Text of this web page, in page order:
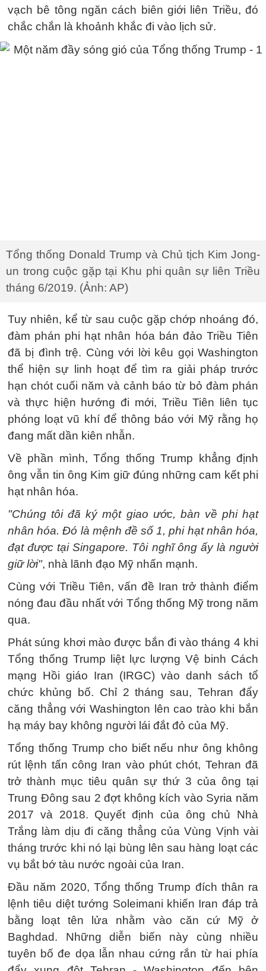
vạch bê tông ngăn cách biên giới liên Triều, đó
chắc chắn là khoảnh khắc đi vào lịch sử.
Tổng thống Donald Trump và Chủ tịch Kim Jong-
un trong cuộc gặp tại Khu phi quân sự liên Triều
tháng 6/2019. (Ảnh: AP)
Tuy nhiên, kể từ sau cuộc gặp chớp nhoáng đó,
đàm phán phi hạt nhân hóa bán đảo Triều Tiên
đã bị đình trệ. Cùng với lời kêu gọi Washington
thể hiện sự linh hoạt để tìm ra giải pháp trước
hạn chót cuối năm và cảnh báo từ bỏ đàm phán
và thực hiện hướng đi mới, Triều Tiên liên tục
phóng loạt vũ khí để thông báo với Mỹ rằng họ
đang mất dần kiên nhẫn.
Về phần mình, Tổng thống Trump khẳng định
ông vẫn tin ông Kim giữ đúng những cam kết phi
hạt nhân hóa.
"Chúng tôi đã ký một giao ước, bàn về phi hạt
nhân hóa. Đó là mệnh đề số 1, phi hạt nhân hóa,
đạt được tại Singapore. Tôi nghĩ ông ấy là người
giữ lời", nhà lãnh đạo Mỹ nhấn mạnh.
Cùng với Triều Tiên, vấn đề Iran trở thành điểm
nóng đau đầu nhất với Tổng thống Mỹ trong năm
qua.
Phát súng khơi mào được bắn đi vào tháng 4 khi
Tổng thống Trump liệt lực lượng Vệ binh Cách
mạng Hồi giáo Iran (IRGC) vào danh sách tổ
chức khủng bố. Chỉ 2 tháng sau, Tehran đẩy
căng thẳng với Washington lên cao trào khi bắn
hạ máy bay không người lái đắt đỏ của Mỹ.
Tổng thống Trump cho biết nếu như ông không
rút lệnh tấn công Iran vào phút chót, Tehran đã
trở thành mục tiêu quân sự thứ 3 của ông tại
Trung Đông sau 2 đợt không kích vào Syria năm
2017 và 2018. Quyết định của ông chủ Nhà
Trắng làm dịu đi căng thẳng của Vùng Vịnh vài
tháng trước khi nó lại bùng lên sau hàng loạt các
vụ bắt bớ tàu nước ngoài của Iran.
Đầu năm 2020, Tổng thống Trump đích thân ra
lệnh tiêu diệt tướng Soleimani khiến Iran đáp trả
bằng loạt tên lửa nhằm vào căn cứ Mỹ ở
Baghdad. Những diễn biến này cùng nhiều
tuyên bố đe dọa lẫn nhau cứng rắn từ hai phía